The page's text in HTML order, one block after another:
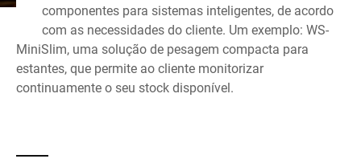
componentes para sistemas inteligentes, de acordo
com as necessidades do cliente. Um exemplo: WS-
MiniSlim, uma solução de pesagem compacta para
estantes, que permite ao cliente monitorizar
continuamente o seu stock disponível.